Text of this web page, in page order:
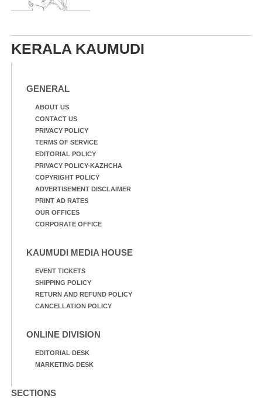
KERALA KAUMUDI
GENERAL
ABOUT US
CONTACT US
PRIVACY POLICY
TERMS OF SERVICE
EDITORIAL POLICY
PRIVACY POLICY-KAZHCHA
COPYRIGHT POLICY
ADVERTISEMENT DISCLAIMER
PRINT AD RATES
OUR OFFICES
CORPORATE OFFICE
KAUMUDI MEDIA HOUSE
EVENT TICKETS
SHIPPING POLICY
RETURN AND REFUND POLICY
CANCELLATION POLICY
ONLINE DIVISION
EDITORIAL DESK
MARKETING DESK
SECTIONS